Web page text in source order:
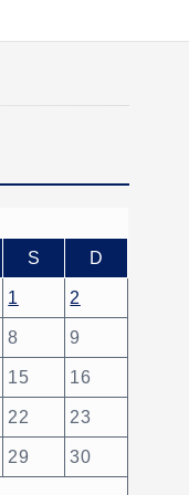
S D
1 2
8 9
15 16
22 23
29 30